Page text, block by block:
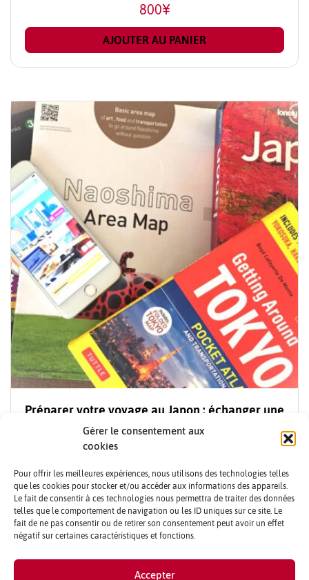
Gérer le consentement aux
cookies
Pour offrir les meilleures expériences, nous utilisons des technologies telles
que les cookies pour stocker et/ou accéder aux informations des appareils.
Le fait de consentir à ces technologies nous permettra de traiter des données
telles que le comportement de navigation ou les ID uniques sur ce site. Le
fait de ne pas consentir ou de retirer son consentement peut avoir un effet
négatif sur certaines caractéristiques et fonctions.
Accepter
800¥
AJOUTER AU PANIER
Préparer votre voyage au Japon : échanger une
heure avec un local
AJOUTER AU PANIER